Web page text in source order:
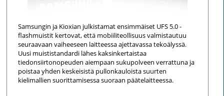
Samsungin ja Kioxian julkistamat ensimmäiset UFS 5.0 -
flashmuistit kertovat, että mobiiliteollisuus valmistautuu
seuraavaan vaiheeseen laitteessa ajettavassa tekoälyssä.
Uusi muististandardi lähes kaksinkertaistaa
tiedonsiirtonopeuden aiempaan sukupolveen verrattuna ja
poistaa yhden keskeisistä pullonkauloista suurten
kielimallien suorittamisessa suoraan päätelaitteessa.